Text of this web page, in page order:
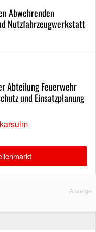
Abwehrenden
Nutzfahrzeugwerkstatt
Abteilung Feuerwehr
und Einsatzplanung
Anzeige